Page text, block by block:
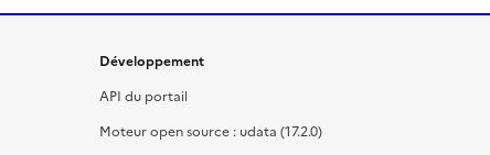
Développement
API du portail
Moteur open source : udata (17.2.0)